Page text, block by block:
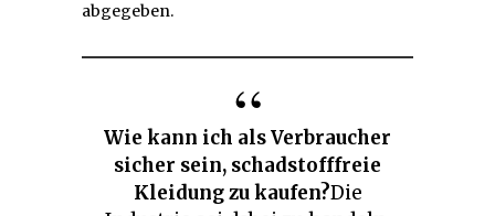
abgegeben.
Wie kann ich als Verbraucher
sicher sein, schadstofffreie
Kleidung zu kaufen?Die